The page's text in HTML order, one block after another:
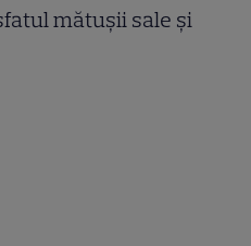
mătușii sale și